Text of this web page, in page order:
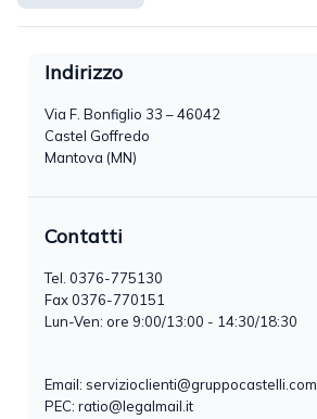
Indirizzo
Via F. Bonfiglio 33 – 46042
Castel Goffredo
Mantova (MN)
Contatti
Tel. 0376-775130
Fax 0376-770151
Lun-Ven: ore 9:00/13:00 - 14:30/18:30
Email: servizioclienti@gruppocastelli.com
PEC: ratio@legalmail.it